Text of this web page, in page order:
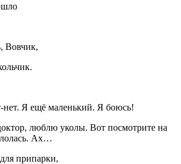
Вовчик,
Я ещё маленький. Я боюсь!
люблю уколы. Вот посмотрите на
Ах…
припарки,